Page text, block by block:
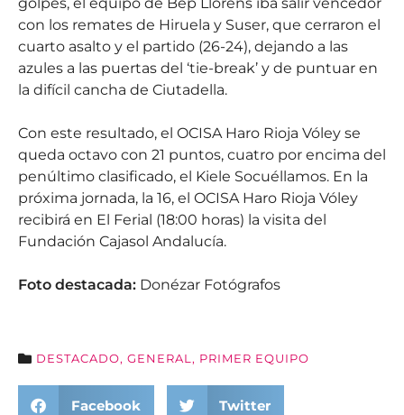
con los remates de Hiruela y Suser, que cerraron el
cuarto asalto y el partido (26-24), dejando a las
azules a las puertas del ‘tie-break’ y de puntuar en
la difícil cancha de Ciutadella.
Con este resultado, el OCISA Haro Rioja Vóley se
queda octavo con 21 puntos, cuatro por encima del
penúltimo clasificado, el Kiele Socuéllamos. En la
próxima jornada, la 16, el OCISA Haro Rioja Vóley
recibirá en El Ferial (18:00 horas) la visita del
Fundación Cajasol Andalucía.
Foto destacada: Donézar Fotógrafos
DESTACADO, GENERAL , PRIMER EQUIPO
Facebook Twitter